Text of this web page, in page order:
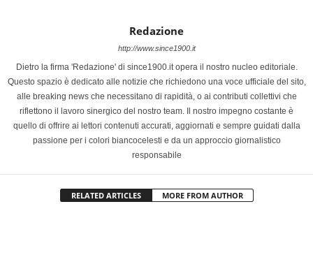
Redazione
http://www.since1900.it
Dietro la firma 'Redazione' di since1900.it opera il nostro nucleo editoriale.
Questo spazio è dedicato alle notizie che richiedono una voce ufficiale del sito,
alle breaking news che necessitano di rapidità, o ai contributi collettivi che
riflettono il lavoro sinergico del nostro team. Il nostro impegno costante è
quello di offrire ai lettori contenuti accurati, aggiornati e sempre guidati dalla
passione per i colori biancocelesti e da un approccio giornalistico
responsabile
RELATED ARTICLES MORE FROM AUTHOR